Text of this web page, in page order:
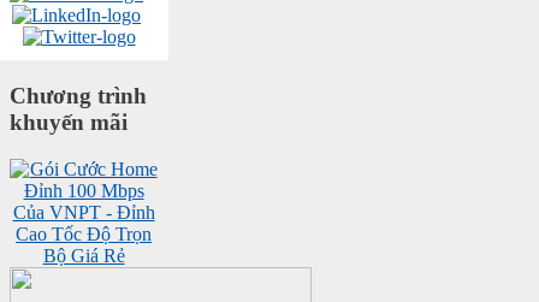
Chương trình
khuyến mãi